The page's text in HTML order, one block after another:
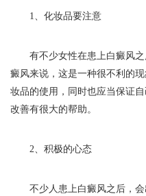
1、化妆品要注意
有不少女性在患上白癜风之
癜风来说，这是一种很不利的
妆品的使用，同时也应当保证
改善有很大的帮助。
2、积极的心态
不少人患上白癜风之后，会